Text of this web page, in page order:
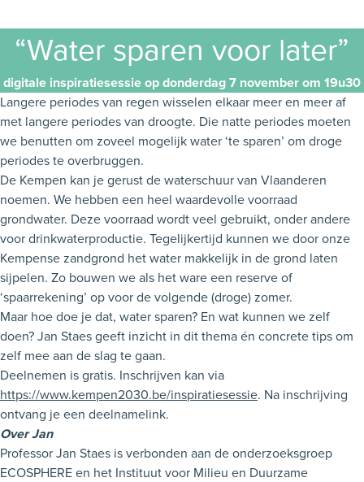
“Water sparen voor later”
digitale inspiratiesessie op donderdag 7 november om 19u30
Langere periodes van regen wisselen elkaar meer en meer af
met langere periodes van droogte. Die natte periodes moeten
we benutten om zoveel mogelijk water ‘te sparen’ om droge
periodes te overbruggen.
De Kempen kan je gerust de waterschuur van Vlaanderen
noemen. We hebben een heel waardevolle voorraad
grondwater. Deze voorraad wordt veel gebruikt, onder andere
voor drinkwaterproductie. Tegelijkertijd kunnen we door onze
Kempense zandgrond het water makkelijk in de grond laten
sijpelen. Zo bouwen we als het ware een reserve of
‘spaarrekening’ op voor de volgende (droge) zomer.
Maar hoe doe je dat, water sparen? En wat kunnen we zelf
doen? Jan Staes geeft inzicht in dit thema én concrete tips om
zelf mee aan de slag te gaan.
Deelnemen is gratis. Inschrijven kan via
https://www.kempen2030.be/inspiratiesessie. Na inschrijving
ontvang je een deelnamelink.
Over Jan
Professor Jan Staes is verbonden aan de onderzoeksgroep
ECOSPHERE en het Instituut voor Milieu en Duurzame